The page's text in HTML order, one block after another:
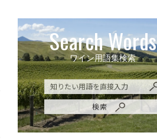
Search Words
ワイン用語集検索